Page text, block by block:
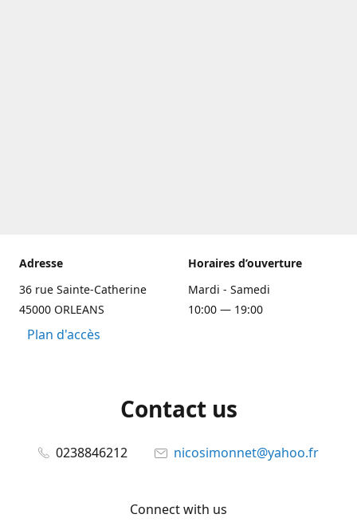
Adresse
36 rue Sainte-Catherine
45000 ORLEANS
Plan d'accès
Horaires d’ouverture
Mardi - Samedi
10:00 — 19:00
Contact us
0238846212 nicosimonnet@yahoo.fr
Connect with us